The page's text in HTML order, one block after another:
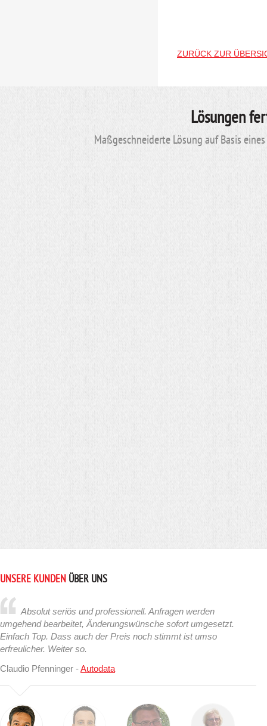
ZURÜCK ZUR
Lösungen
Maßgeschneiderte Lösung auf Basis
UNSERE KUNDEN ÜBER UNS
Absolut seriös und professionell. Anfragen werden
umgehend bearbeitet, Änderungswünsche sofort umgesetzt.
Einfach Top. Dass auch der Preis noch stimmt ist umso
erfreulicher. Weiter so.
Claudio Pfenninger -Autodata